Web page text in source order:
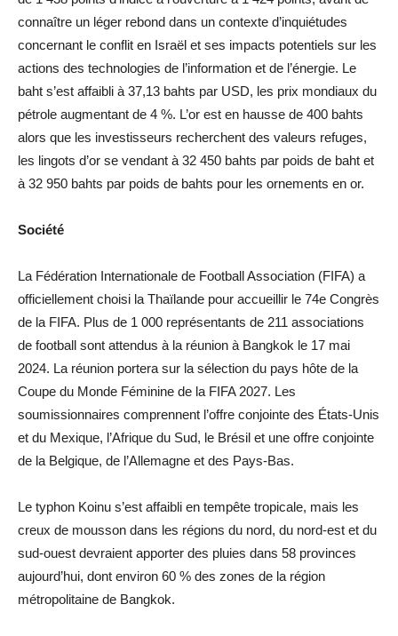
connaître un léger rebond dans un contexte d’inquiétudes
concernant le conflit en Israël et ses impacts potentiels sur les
actions des technologies de l’information et de l’énergie. Le
baht s’est affaibli à 37,13 bahts par USD, les prix mondiaux du
pétrole augmentant de 4 %. L’or est en hausse de 400 bahts
alors que les investisseurs recherchent des valeurs refuges,
les lingots d’or se vendant à 32 450 bahts par poids de baht et
à 32 950 bahts par poids de bahts pour les ornements en or.
Société
La Fédération Internationale de Football Association (FIFA) a
officiellement choisi la Thaïlande pour accueillir le 74e Congrès
de la FIFA. Plus de 1 000 représentants de 211 associations
de football sont attendus à la réunion à Bangkok le 17 mai
2024. La réunion portera sur la sélection du pays hôte de la
Coupe du Monde Féminine de la FIFA 2027. Les
soumissionnaires comprennent l’offre conjointe des États-Unis
et du Mexique, l’Afrique du Sud, le Brésil et une offre conjointe
de la Belgique, de l’Allemagne et des Pays-Bas.
Le typhon Koinu s’est affaibli en tempête tropicale, mais les
creux de mousson dans les régions du nord, du nord-est et du
sud-ouest devraient apporter des pluies dans 58 provinces
aujourd’hui, dont environ 60 % des zones de la région
métropolitaine de Bangkok.